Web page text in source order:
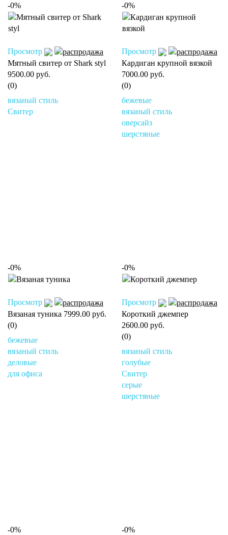
-0%
Просмотр
Мятный свитер от Shark styl
9500.00 руб.
(0)
вязаный стиль
Свитер
-0%
Просмотр
Кардиган крупной вязкой
7000.00 руб.
(0)
бежевые
вязаный стиль
оверсайз
шерстяные
-0%
Просмотр
Вязаная туника 7999.00 руб.
(0)
бежевые
вязаный стиль
деловые
для офиса
-0%
Просмотр
Короткий джемпер
2600.00 руб.
(0)
вязаный стиль
голубые
Свитер
серые
шерстяные
-0% -0%